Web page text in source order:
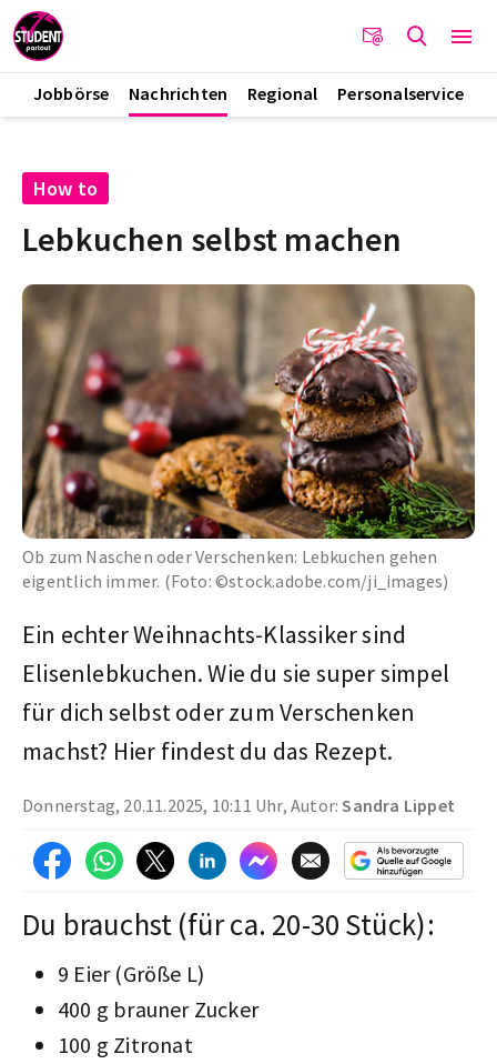
Jobbörse Nachrichten Regional Personalservice
How to
Lebkuchen selbst machen
Ob zum Naschen oder Verschenken: Lebkuchen gehen
eigentlich immer. (Foto: ©stock.adobe.com/ji_images)
Ein echter Weihnachts-Klassiker sind
Elisenlebkuchen. Wie du sie super simpel
für dich selbst oder zum Verschenken
machst? Hier findest du das Rezept.
Donnerstag, 20.11.2025, 10:11 Uhr, Autor:Sandra Lippet
Du brauchst (für ca. 20-30 Stück):
9 Eier (Größe L)
400 g brauner Zucker
100 g Zitronat